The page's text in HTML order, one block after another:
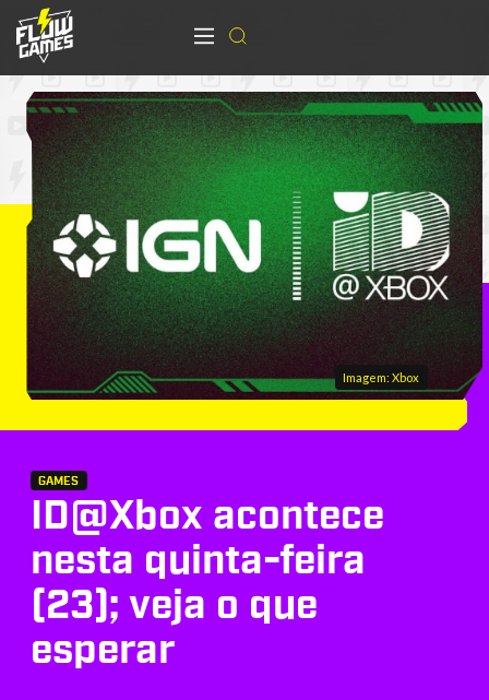
Imagem: Xbox
GAMES
ID@Xbox acontece
nesta quinta-feira
(23); veja o que
esperar